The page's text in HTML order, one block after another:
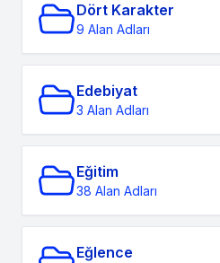
Dört Karakter
9 Alan Adları
Edebiyat
3 Alan Adları
Eğitim
38 Alan Adları
Eğlence